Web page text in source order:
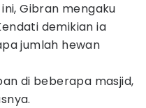
ini, Gibran mengaku
demikian ia
jumlah hewan
di beberapa masjid,